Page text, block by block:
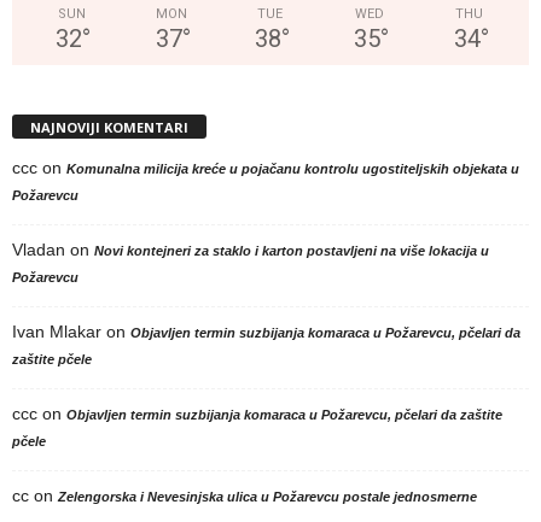
SUN
32°
MON
37°
TUE
38°
WED
35°
THU
34°
NAJNOVIJI KOMENTARI
ccc on Komunalna milicija kreće u pojačanu kontrolu ugostiteljskih objekata u
Požarevcu
Vladan on Novi kontejneri za staklo i karton postavljeni na više lokacija u
Požarevcu
Ivan Mlakar on Objavljen termin suzbijanja komaraca u Požarevcu, pčelari da
zaštite pčele
ccc on Objavljen termin suzbijanja komaraca u Požarevcu, pčelari da zaštite
pčele
cc on Zelengorska i Nevesinjska ulica u Požarevcu postale jednosmerne